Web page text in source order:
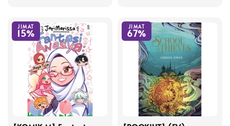
JIMAT
15%
JIMAT
67%